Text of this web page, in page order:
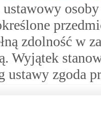
zdolność w
Wyjątek
ustawy zgoda